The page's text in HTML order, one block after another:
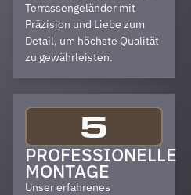
Terrassengeländer mit
Präzision und Liebe zum
Detail, um höchste Qualität
zu gewährleisten.
5
PROFESSIONELLE
MONTAGE
Unser erfahrenes